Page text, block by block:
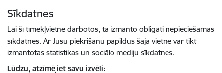
Sīkdatnes
Lai šī tīmekļvietne darbotos, tā izmanto obligāti nepieciešamās
sīkdatnes. Ar Jūsu piekrišanu papildus šajā vietnē var tikt
izmantotas statistikas un sociālo mediju sīkdatnes.
Lūdzu, atzīmējiet savu izvēli: